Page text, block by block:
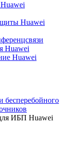
Huawei
Huawei
Huawei
бесперебойного
ИБП Huawei